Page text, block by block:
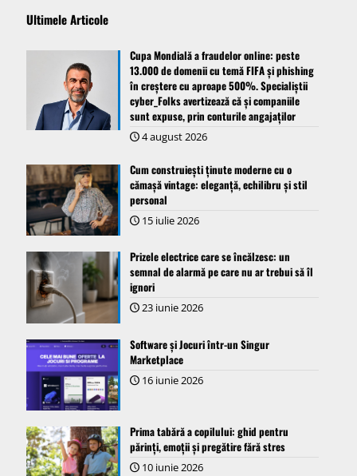
Ultimele Articole
Cupa Mondială a fraudelor online: peste
13.000 de domenii cu temă FIFA și phishing
în creștere cu aproape 500%. Specialiștii
cyber_Folks avertizează că și companiile
sunt expuse, prin conturile angajaților
4 august 2026
Cum construiești ținute moderne cu o
cămașă vintage: eleganță, echilibru și stil
personal
15 iulie 2026
Prizele electrice care se încălzesc: un
semnal de alarmă pe care nu ar trebui să îl
ignori
23 iunie 2026
Software și Jocuri într-un Singur
Marketplace
16 iunie 2026
Prima tabără a copilului: ghid pentru
părinți, emoții și pregătire fără stres
10 iunie 2026